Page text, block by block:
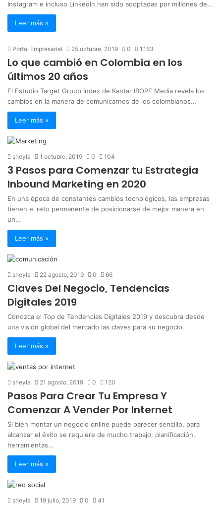
Instagram e incluso LinkedIn han sido adoptadas por millones de…
Leer más »
Portal Empresarial 25 octubre, 2019 0 1.163
Lo que cambió en Colombia en los
últimos 20 años
El Estudio Target Group Index de Kantar IBOPE Media revela los
cambios en la manera de comunicarnos de los colombianos…
Leer más »
sheyla 1 octubre, 2019 0 104
3 Pasos para Comenzar tu Estrategia
Inbound Marketing en 2020
En una época de constantes cambios tecnológicos, las empresas
tienen el reto permanente de posicionarse de mejor manera en
un…
Leer más »
sheyla 22 agosto, 2019 0 66
Claves Del Negocio, Tendencias
Digitales 2019
Conozca el Top de Tendencias Digitales 2019 y descubra desde
una visión global del mercado las claves para su negocio.
Leer más »
sheyla 21 agosto, 2019 0 120
Pasos Para Crear Tu Empresa Y
Comenzar A Vender Por Internet
Si bien montar un negocio online puede parecer sencillo, para
alcanzar el éxito se requiere de mucho trabajo, planificación,
herramientas…
Leer más »
sheyla 19 julio, 2019 0 41